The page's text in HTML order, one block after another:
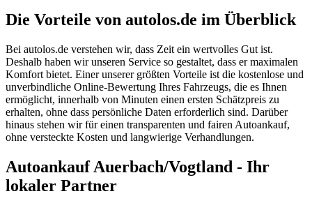
Die Vorteile von autolos.de im Überblick
Bei autolos.de verstehen wir, dass Zeit ein wertvolles Gut ist.
Deshalb haben wir unseren Service so gestaltet, dass er maximalen
Komfort bietet. Einer unserer größten Vorteile ist die kostenlose und
unverbindliche Online-Bewertung Ihres Fahrzeugs, die es Ihnen
ermöglicht, innerhalb von Minuten einen ersten Schätzpreis zu
erhalten, ohne dass persönliche Daten erforderlich sind. Darüber
hinaus stehen wir für einen transparenten und fairen Autoankauf,
ohne versteckte Kosten und langwierige Verhandlungen.
Autoankauf Auerbach/Vogtland - Ihr
lokaler Partner